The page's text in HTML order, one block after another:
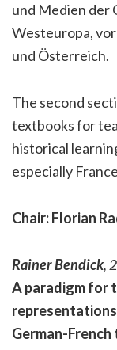
und Medien der
Westeuropa,
und Österreich.
The second
textbooks for
historical
especially
Chair: Florian
Rainer Bendick,
A paradigm for
German-